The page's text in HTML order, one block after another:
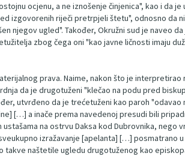
ocjenu, a ne iznošenje činjenica", kao i da
izgovorenih riječi pretrpjeli štetu", odnosno da
njegov ugled". Također, Okružni sud je naveo
zbog čega oni "kao javne ličnosti imaju
prava. Naime, nakon što je
da je drugotuženi "klečao na podu pred
utvrđeno da je trećetuženi kao paroh "odavao
[…] a inače prema navedenoj presudi bili
na ostrvu Daksa kod Dubrovnika, nego
izražavanje [apelanta] […] posmatrano
takve naštetile ugledu drugotuženog kao